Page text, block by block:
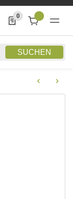
SUCHEN
0
0 Produkte in der